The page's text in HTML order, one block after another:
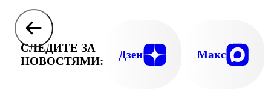
СЛЕДИТЕ ЗА
НОВОСТЯМИ:
Дзен Макс